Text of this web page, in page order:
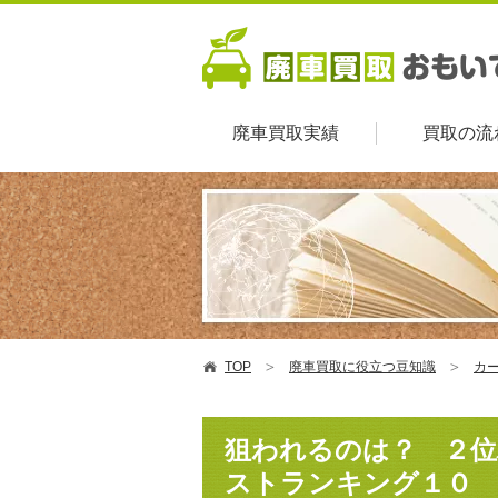
廃車買取実績 買取の流
TOP 廃車買取に役立つ豆知識 カ
狙われるのは？ ２位
ストランキング１０